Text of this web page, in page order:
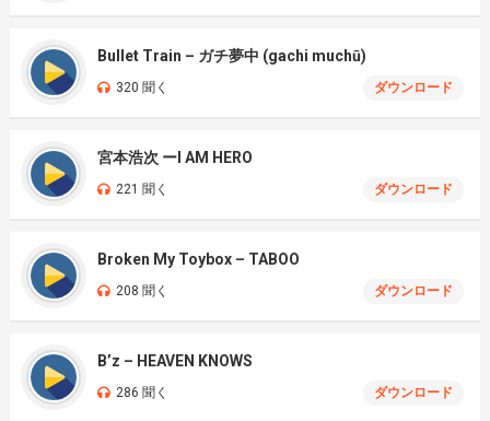
Bullet Train – ガチ夢中 (gachi muchū)
320 聞く ダウンロード
宮本浩次 ーI AM HERO
221 聞く ダウンロード
Broken My Toybox – TABOO
208 聞く ダウンロード
B’z – HEAVEN KNOWS
286 聞く ダウンロード